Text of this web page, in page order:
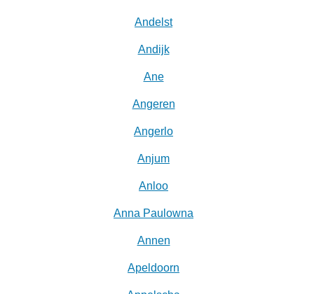
Andelst
Andijk
Ane
Angeren
Angerlo
Anjum
Anloo
Anna Paulowna
Annen
Apeldoorn